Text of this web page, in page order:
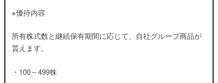
※優待内容
所有株式数と継続保有期間に応じて、自社グループ商品が
貰えます。
・100～499株